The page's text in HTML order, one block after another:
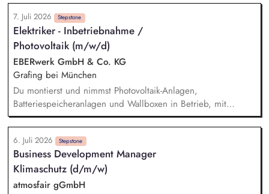
Junior- und Senior-Praktika an. - Praktikum Sales: Kund:innen
beraten, Marktanalysen erstellen, Verkaufsstrategien für neue
Zielgruppen im Bereich Nachhaltigkeit entwickeln - Praktikum
Marketing: Content erstellen, Kampagnenplanung
unterstützen, Analysen & Recherche durchführen - Praktikum
Operations: Kundenanfragen bearbeiten, Support- und
Betriebsaufgaben übernehmen - Praktikum Education:
Unterstützung bei Schulungsunterlagen, CO2-Impact
Bewertung, KI-Workflows für Energieberater entwickeln -
Praktikum Tech: Digitale Lernplattform weiterentwickeln,
Workflows automatisieren, Low- und No-Code-Tools einsetzen
7. Juli 2026 Stepstone
Elektriker - Inbetriebnahme /
Photovoltaik (m/w/d)
EBERwerk GmbH & Co. KG
Grafing bei München
Du montierst und nimmst Photovoltaik-Anlagen,
Batteriespeicheranlagen und Wallboxen in Betrieb, mit
Schwerpunkt auf AC-Montage. Du planst und bereitest die
Installationsarbeiten vor. Du führst Kundentermine vor Ort zur
technischen Planung der Installation durch. Du übernimmst
die Abnahme, Inbetriebnahme und Dokumentation der
installierten Anlagen beim Kund:innen vor Ort. Du führst
Service-Einsätze vor Ort zur Fehlerbehebung und Entstörung
6. Juli 2026 Stepstone
Business Development Manager
Klimaschutz (d/m/w)
atmosfair gGmbH